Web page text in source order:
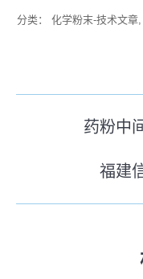
分类： 化学粉末-技术文章,
药粉中
福建